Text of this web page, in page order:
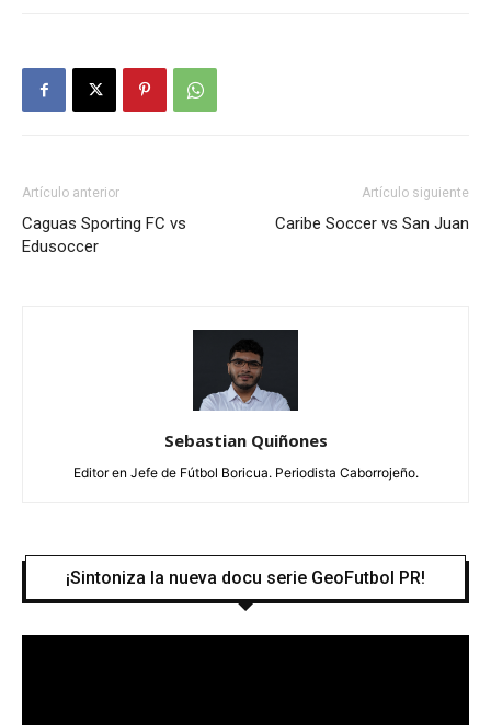
Artículo anterior
Caguas Sporting FC vs
Edusoccer
Artículo siguiente
Caribe Soccer vs San Juan
Sebastian Quiñones
Editor en Jefe de Fútbol Boricua. Periodista Caborrojeño.
¡Sintoniza la nueva docu serie GeoFutbol PR!